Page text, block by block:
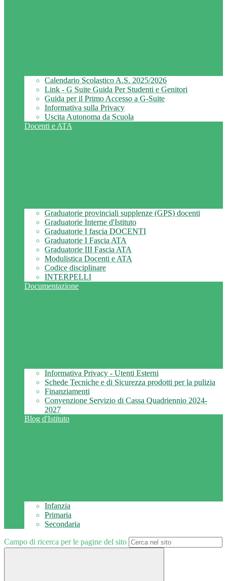
Calendario Scolastico A.S. 2025/2026
Link - G Suite Guida Per Studenti e Genitori
Guida per il Primo Accesso a G-Suite
Informativa sulla Privacy
Uscita Autonoma da Scuola
Docenti e ATA
Graduatorie provinciali supplenze (GPS) docenti
Graduatorie Interne d'Istituto
Graduatorie I fascia DOCENTI
Graduatorie I Fascia ATA
Graduatorie III Fascia ATA
Modulistica Docenti e ATA
Codice disciplinare
INTERPELLI
Documentazione
Informativa Privacy - Utenti Esterni
Schede Tecniche e di Sicurezza prodotti per la pulizia
Finanziamenti
Convenzione Servizio di Cassa Quadriennio 2024-
2027
Blog d'Istituto
Infanzia
Primaria
Secondaria
Campo di ricerca per le pagine del sito